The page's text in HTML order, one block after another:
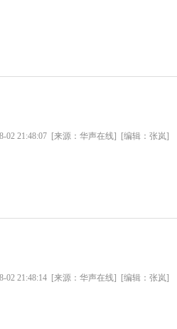
02 21:48:07 [来源：华声在线] [编辑：张岚]
02 21:48:14 [来源：华声在线] [编辑：张岚]